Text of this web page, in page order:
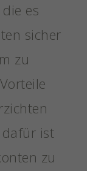
es
sicher
zu
dafür ist
zu